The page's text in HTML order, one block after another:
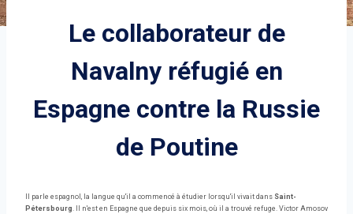
Le collaborateur de
Navalny réfugié en
Espagne contre la Russie
de Poutine
Il parle espagnol, la langue qu'il a commencé à étudier lorsqu'il vivait dans Saint-
Pétersbourg. Il n'est en Espagne que depuis six mois, où il a trouvé refuge. Victor Amosov